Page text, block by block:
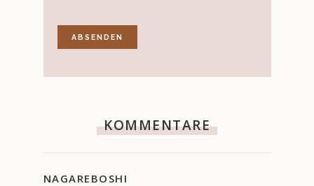
KOMMENTARE
NAGAREBOSHI